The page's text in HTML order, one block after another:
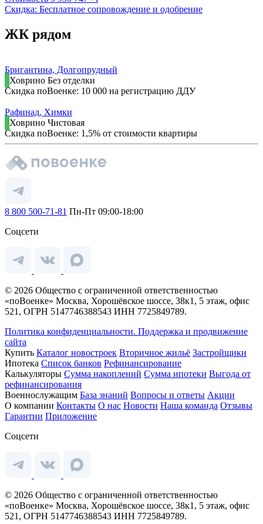
Скидка: Бесплатное сопровождение и одобрение
ЖК рядом
Бригантина, Долгопрудный
Ховрино Без отделки
Скидка поВоенке: 10 000 на регистрацию ДДУ
Рафинад, Химки
Ховрино Чистовая
Скидка поВоенке: 1,5% от стоимости квартиры
8 800 500-71-81 Пн-Пт 09:00-18:00
Соцсети
© 2026 Общество с ограниченной ответственностью
«поВоенке» Москва, Хорошёвское шоссе, 38к1, 5 этаж, офис
521, ОГРН 5147746388543 ИНН 7725849789.
Политика конфиденциальности. Поддержка и продвижение
сайта
Купить Каталог новостроек Вторичное жильё Застройщики
Ипотека Список банков Рефинансирование
Калькуляторы Сумма накоплений Сумма ипотеки Выгода от
рефинансирования
Военнослужащим База знаний Вопросы и ответы Акции
О компании Контакты О нас Новости Наша команда Отзывы
Гарантии Приложение
Соцсети
© 2026 Общество с ограниченной ответственностью
«поВоенке» Москва, Хорошёвское шоссе, 38к1, 5 этаж, офис
521, ОГРН 5147746388543 ИНН 7725849789.